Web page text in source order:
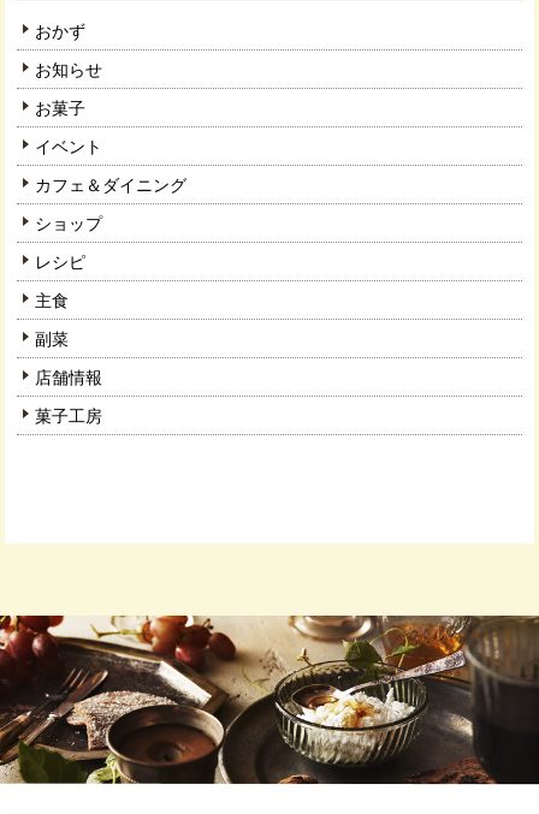
おかず
お知らせ
お菓子
イベント
カフェ＆ダイニング
ショップ
レシピ
主食
副菜
店舗情報
菓子工房